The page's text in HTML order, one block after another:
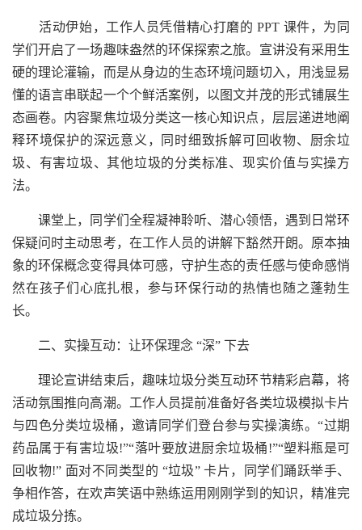
活动伊始，工作人员凭借精心打磨的 PPT 课件，为同
学们开启了一场趣味盎然的环保探索之旅。宣讲没有采用生
硬的理论灌输，而是从身边的生态环境问题切入，用浅显易
懂的语言串联起一个个鲜活案例，以图文并茂的形式铺展生
态画卷。内容聚焦垃圾分类这一核心知识点，层层递进地阐
释环境保护的深远意义，同时细致拆解可回收物、厨余垃
圾、有害垃圾、其他垃圾的分类标准、现实价值与实操方
法。
课堂上，同学们全程凝神聆听、潜心领悟，遇到日常环
保疑问时主动思考，在工作人员的讲解下豁然开朗。原本抽
象的环保概念变得具体可感，守护生态的责任感与使命感悄
然在孩子们心底扎根，参与环保行动的热情也随之蓬勃生
长。
二、实操互动：让环保理念 “深” 下去
理论宣讲结束后，趣味垃圾分类互动环节精彩启幕，将
活动氛围推向高潮。工作人员提前准备好各类垃圾模拟卡片
与四色分类垃圾桶，邀请同学们登台参与实操演练。“过期
药品属于有害垃圾!”“落叶要放进厨余垃圾桶!”“塑料瓶是可
回收物!” 面对不同类型的 “垃圾” 卡片，同学们踊跃举手、
争相作答，在欢声笑语中熟练运用刚刚学到的知识，精准完
成垃圾分拣。